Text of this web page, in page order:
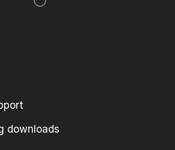
downloads